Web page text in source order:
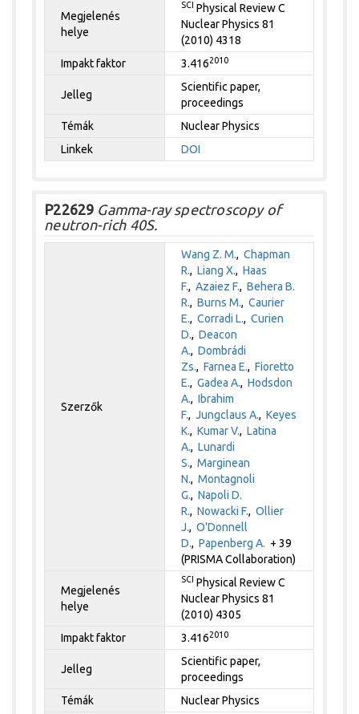
Megjelenés
helye
SCI Physical Review C
Nuclear Physics 81
(2010) 4318
Impakt faktor
3.4162010
Jelleg
Scientific paper,
proceedings
Témák
Nuclear Physics
Linkek
DOI
P22629 Gamma-ray spectroscopy of
neutron-rich 40S.
Szerzők
Wang Z. M.,Chapman
R.,Liang X.,Haas
F.,Azaiez F.,Behera B.
R.,Burns M.,Caurier
E.,Corradi L.,Curien
D.,Deacon
A.,Dombrádi
Zs.,Farnea E.,Fioretto
E.,Gadea A.,Hodsdon
A.,Ibrahim
F.,Jungclaus A.,Keyes
K.,Kumar V.,Latina
A.,Lunardi
S.,Marginean
N.,Montagnoli
G.,Napoli D.
R.,Nowacki F.,Ollier
J.,O'Donnell
D.,Papenberg A. + 39
(PRISMA Collaboration)
Megjelenés
helye
SCI Physical Review C
Nuclear Physics 81
(2010) 4305
Impakt faktor
3.4162010
Jelleg
Scientific paper,
proceedings
Témák
Nuclear Physics